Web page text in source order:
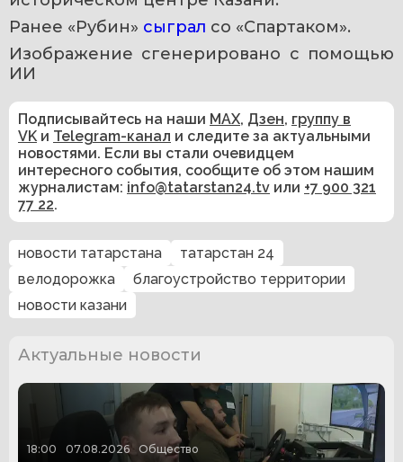
Ранее «Рубин» сыграл со «Спартаком».
Изображение сгенерировано с помощью
ИИ
Подписывайтесь на наши MAX, Дзен, группу в
VK и Telegram-канал и следите за актуальными
новостями. Если вы стали очевидцем
интересного события, сообщите об этом нашим
журналистам: info@tatarstan24.tv или +7 900 321
77 22.
новости татарстана
татарстан 24
велодорожка
благоустройство территории
новости казани
Актуальные новости
18:00 07.08.2026 Общество